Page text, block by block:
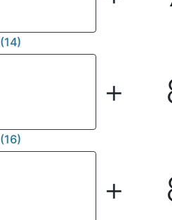
(14)
＋
(16)
＋